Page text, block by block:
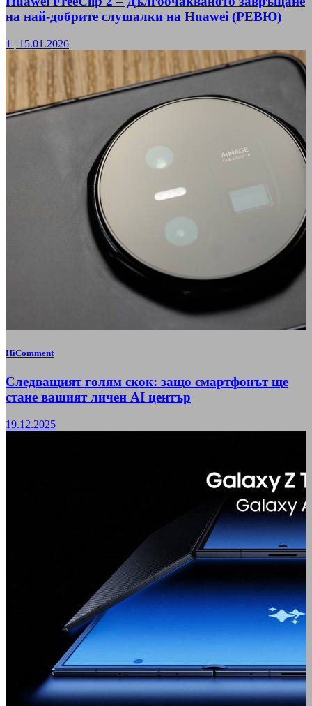
на най-добрите слушалки на Huawei (РЕВЮ)
1 | 15.01.2026
HiComment
Следващият голям скок: защо смартфонът ще
стане вашият личен AI център
19.12.2025